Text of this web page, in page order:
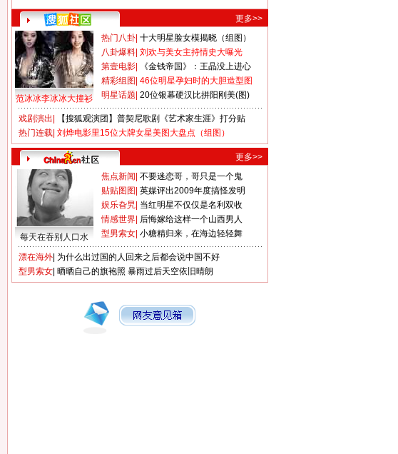
更多>>
范冰冰李冰冰大撞衫
热门八卦 十大明星脸女模揭晓（组图）
八卦爆料 刘欢与美女主持情史大曝光
第壹电影
《金钱帝国》：王晶没上进心
精彩组图 46位明星孕妇时的大胆造型图
明星话题 20位银幕硬汉比拼阳刚美(图)
戏剧演出
【搜狐观演团】普契尼歌剧《艺术家生涯》打分贴
热门连载 刘烨电影里15位大牌女星美图大盘点（组图）
更多>>
每天在吞别人口水
焦点新闻 不要迷恋哥，哥只是一个鬼
贴贴图图 英媒评出2009年度搞怪发明
娱乐旮旯 当红明星不仅仅是名利双收
情感世界 后悔嫁给这样一个山西男人
型男索女 小糖精归来，在海边轻轻舞
漂在海外 为什么出过国的人回来之后都会说中国不好
型男索女 晒晒自己的旗袍照 暴雨过后天空依旧晴朗